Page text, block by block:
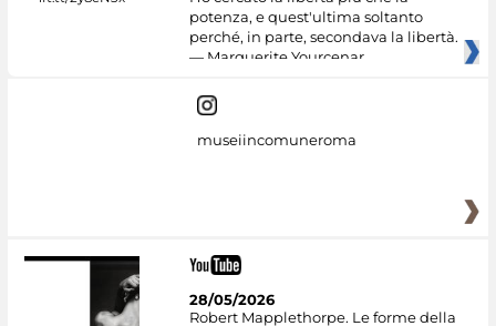
potenza, e quest'ultima soltanto
perché, in parte, secondava la libertà.
— Marguerite Yourcenar
museiincomuneroma
28/05/2026
Robert Mapplethorpe. Le forme della